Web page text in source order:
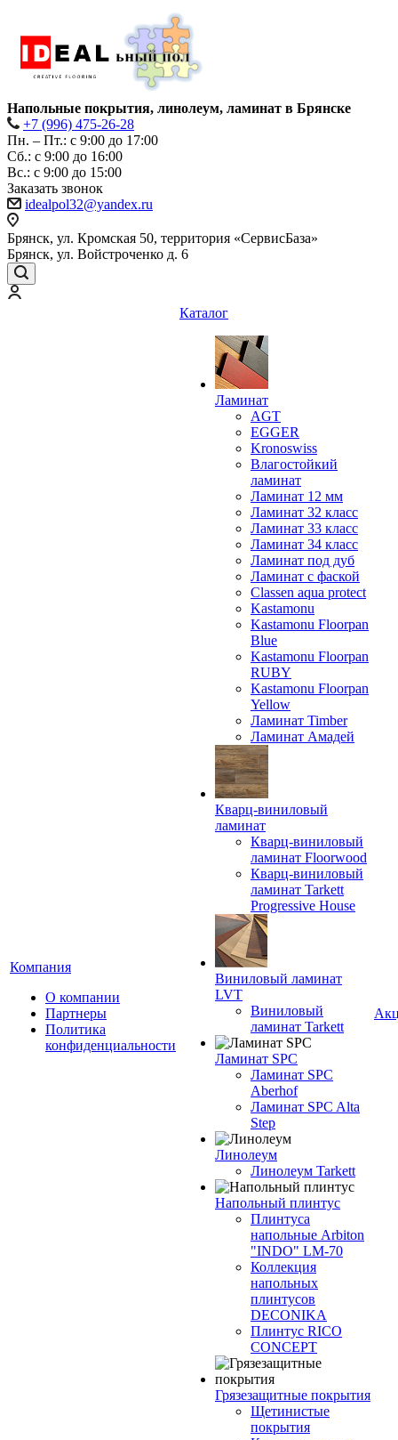
Напольные покрытия, линолеум, ламинат в Брянске
+7 (996) 475-26-28
Пн. – Пт.: с 9:00 до 17:00
Сб.: с 9:00 до 16:00
Bc.: с 9:00 до 15:00
Заказать звонок
idealpol32@yandex.ru
Брянск, ул. Кромская 50, территория «СервисБаза»
Брянск, ул. Войстроченко д. 6
Компания
О компании
Партнеры
Политика
конфиденциальности
Каталог
Ламинат
AGT
EGGER
Kronoswiss
Влагостойкий
ламинат
Ламинат 12 мм
Ламинат 32 класс
Ламинат 33 класс
Ламинат 34 класс
Ламинат под дуб
Ламинат с фаской
Classen aqua protect
Kastamonu
Kastamonu Floorpan
Blue
Kastamonu Floorpan
RUBY
Kastamonu Floorpan
Yellow
Ламинат Timber
Ламинат Амадей
Кварц-виниловый
ламинат
Кварц-виниловый
ламинат Floorwood
Кварц-виниловый
ламинат Tarkett
Progressive House
Виниловый ламинат
LVT
Виниловый
ламинат Tarkett
Ламинат SPC
Ламинат SPC
Aberhof
Ламинат SPC Alta
Step
Линолеум
Линолеум Tarkett
Напольный плинтус
Плинтуса
напольные Arbiton
"INDO" LM-70
Коллекция
напольных
плинтусов
DECONIKA
Плинтус RICO
CONCEPT
Грязезащитные покрытия
Щетинистые
покрытия